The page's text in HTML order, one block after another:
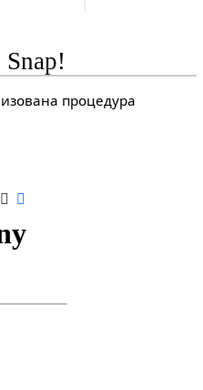
процедура